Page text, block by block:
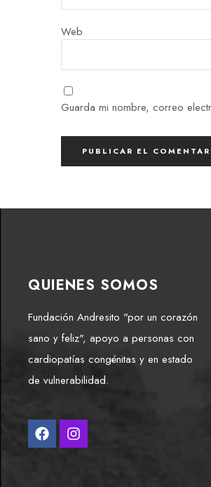
Web
Guarda mi nombre, correo
QUIENES SOMOS
Fundación Andresito "por un corazón
sano y feliz", apoyo a personas con
cardiopatías congénitas y en estado
de vulnerabilidad.